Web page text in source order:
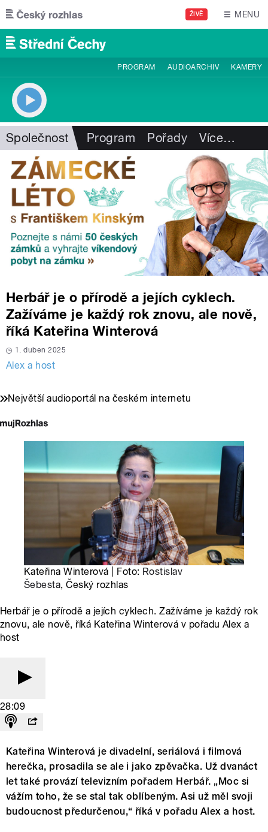
Přejít k hlavnímu obsahu
ŽIVĚ MENU
PROGRAM AUDIOARCHIV KAMERY
Společnost Program Pořady Více…
Herbář je o přírodě a jejích cyklech.
Zažíváme je každý rok znovu, ale nově,
říká Kateřina Winterová
1. duben 2025
Alex a host
Největší audioportál na českém internetu
Kateřina Winterová | Foto: Rostislav
Šebesta, Český rozhlas
Herbář je o přírodě a jejích cyklech. Zažíváme je každý rok
znovu, ale nově, říká Kateřina Winterová v pořadu Alex a
host
28:09
Kateřina Winterová je divadelní, seriálová i filmová
herečka, prosadila se ale i jako zpěvačka. Už dvanáct
let také provází televizním pořadem Herbář. „Moc si
vážím toho, že se stal tak oblíbeným. Asi už měl svoji
budoucnost předurčenou,“ říká v pořadu Alex a host.